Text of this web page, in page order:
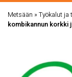
Metsään »Työkalut ja
kombikannun korkki